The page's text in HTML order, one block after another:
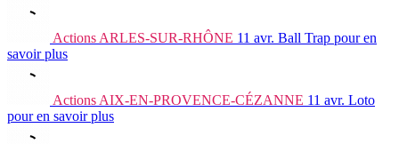
Actions ARLES-SUR-RHÔNE 11 avr. Ball Trap pour en
savoir plus
Actions AIX-EN-PROVENCE-CÉZANNE 11 avr. Loto
pour en savoir plus